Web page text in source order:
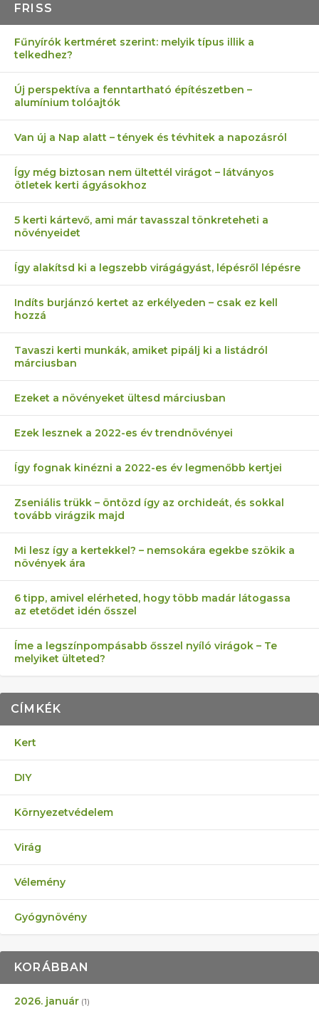
FRISS
Fűnyírók kertméret szerint: melyik típus illik a
telkedhez?
Új perspektíva a fenntartható építészetben –
alumínium tolóajtók
Van új a Nap alatt – tények és tévhitek a napozásról
Így még biztosan nem ültettél virágot – látványos
ötletek kerti ágyásokhoz
5 kerti kártevő, ami már tavasszal tönkreteheti a
növényeidet
Így alakítsd ki a legszebb virágágyást, lépésről lépésre
Indíts burjánzó kertet az erkélyeden – csak ez kell
hozzá
Tavaszi kerti munkák, amiket pipálj ki a listádról
márciusban
Ezeket a növényeket ültesd márciusban
Ezek lesznek a 2022-es év trendnövényei
Így fognak kinézni a 2022-es év legmenőbb kertjei
Zseniális trükk – öntözd így az orchideát, és sokkal
tovább virágzik majd
Mi lesz így a kertekkel? – nemsokára egekbe szökik a
növények ára
6 tipp, amivel elérheted, hogy több madár látogassa
az etetődet idén ősszel
Íme a legszínpompásabb ősszel nyíló virágok – Te
melyiket ülteted?
CÍMKÉK
Kert
DIY
Környezetvédelem
Virág
Vélemény
Gyógynövény
KORÁBBAN
2026. január (1)